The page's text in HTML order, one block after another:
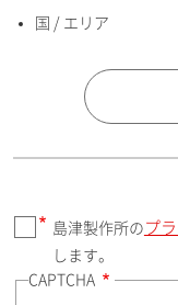
国 / エリア
郵便番号（勤務先
国 / エリア
島津製作所の プ
します。
CAPTCHA